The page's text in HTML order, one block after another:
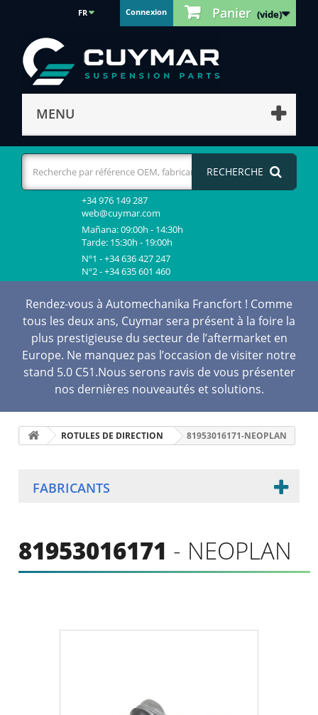
Panier (vide)
Connexion
FR
MENU
RECHERCHE
+34 976 149 287
web@cuymar.com
Mañana: 09:00h - 14:30h
Tarde: 15:30h - 19:00h
Nº1 - +34 636 427 247
Nº2 - +34 635 601 460
Rendez-vous à Automechanika Francfort ! Comme
tous les deux ans, Cuymar sera présent à la foire la
plus prestigieuse du secteur de l’aftermarket en
Europe. Ne manquez pas l’occasion de visiter notre
stand 5.0 C51.Nous serons ravis de vous présenter
nos dernières nouveautés et solutions.
ROTULES DE DIRECTION 81953016171-NEOPLAN
FABRICANTS
81953016171 - NEOPLAN